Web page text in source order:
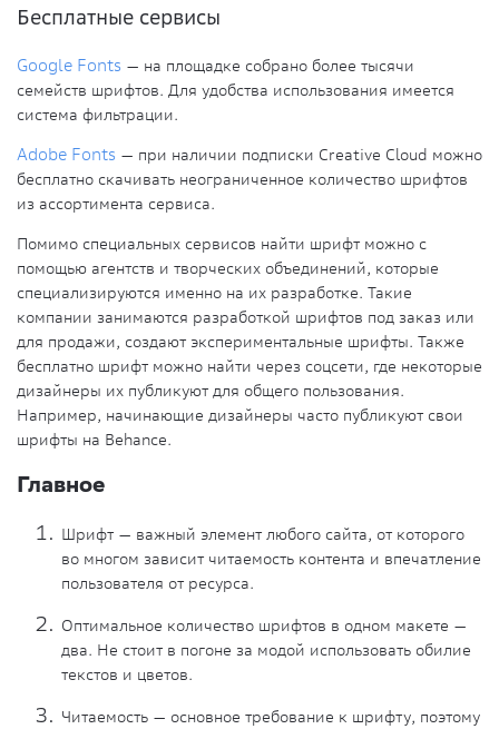
Бесплатные сервисы
Google Fonts — на площадке собрано более тысячи
семейств шрифтов. Для удобства использования имеется
система фильтрации.
Adobe Fonts — при наличии подписки Creative Cloud можно
бесплатно скачивать неограниченное количество шрифтов
из ассортимента сервиса.
Помимо специальных сервисов найти шрифт можно с
помощью агентств и творческих объединений, которые
специализируются именно на их разработке. Такие
компании занимаются разработкой шрифтов под заказ или
для продажи, создают экспериментальные шрифты. Также
бесплатно шрифт можно найти через соцсети, где некоторые
дизайнеры их публикуют для общего пользования.
Например, начинающие дизайнеры часто публикуют свои
шрифты на Behance.
Главное
Шрифт — важный элемент любого сайта, от которого
во многом зависит читаемость контента и впечатление
пользователя от ресурса.
Оптимальное количество шрифтов в одном макете —
два. Не стоит в погоне за модой использовать обилие
текстов и цветов.
Читаемость — основное требование к шрифту, поэтому